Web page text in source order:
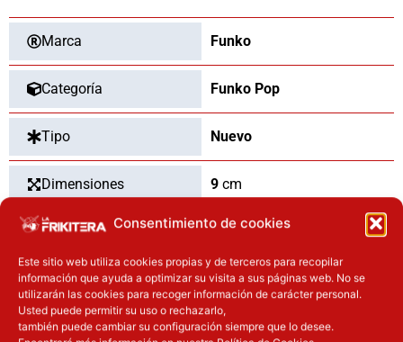
Consentimiento de cookies
Este sitio web utiliza cookies propias y de terceros para recopilar
información que ayuda a optimizar su visita a sus páginas web. No se
utilizarán las cookies para recoger información de carácter personal.
Usted puede permitir su uso o rechazarlo,
también puede cambiar su configuración siempre que lo desee.
Marca Funko
Categoría Funko Pop
Tipo Nuevo
Dimensiones 9 cm
Material vinilo
OTROS PRODUCTOS QUE TE